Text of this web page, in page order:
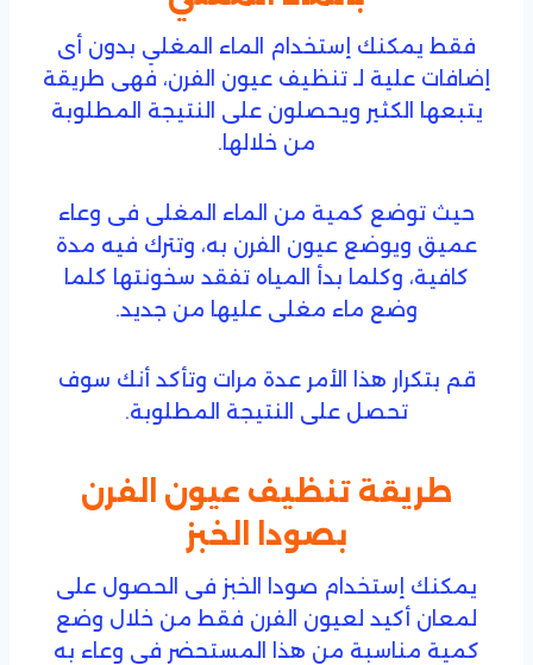
فقط يمكنك إستخدام الماء المغلي بدون أى
إضافات علية لـ تنظيف عيون الفرن، فهى طريقة
يتبعها الكثير ويحصلون على النتيجة المطلوبة
من خلالها.
حيث توضع كمية من الماء المغلى فى وعاء
عميق ويوضع عيون الفرن به، وتترك فيه مدة
كافية، وكلما بدأ المياه تفقد سخونتها كلما
وضع ماء مغلى عليها من جديد.
قم بتكرار هذا الأمر عدة مرات وتأكد أنك سوف
تحصل على النتيجة المطلوبة.
طريقة تنظيف عيون الفرن
بصودا الخبز
يمكنك إستخدام صودا الخبز فى الحصول على
لمعان أكيد لعيون الفرن فقط من خلال وضع
كمية مناسبة من هذا المستحضر في وعاء به